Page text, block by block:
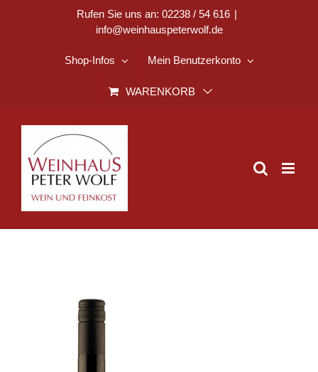
Rufen Sie uns an: 02238 / 54 616 |
info@weinhauspeterwolf.de
Shop-Infos Mein Benutzerkonto
WARENKORB